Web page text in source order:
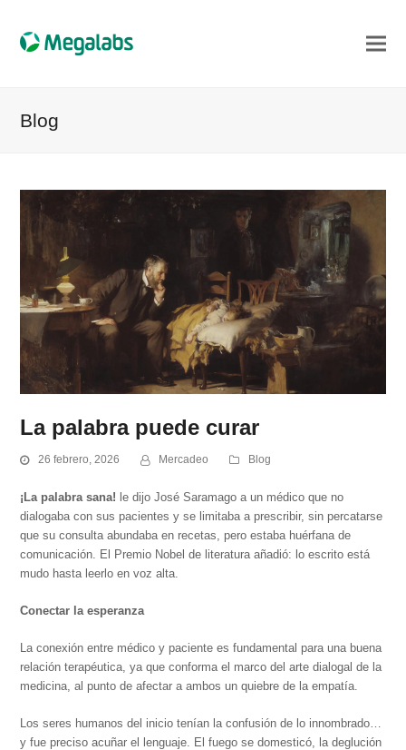
Blog
La palabra puede curar
26 febrero, 2026 Mercadeo Blog
¡La palabra sana! le dijo José Saramago a un médico que no
dialogaba con sus pacientes y se limitaba a prescribir, sin percatarse
que su consulta abundaba en recetas, pero estaba huérfana de
comunicación. El Premio Nobel de literatura añadió: lo escrito está
mudo hasta leerlo en voz alta.
Conectar la esperanza
La conexión entre médico y paciente es fundamental para una buena
relación terapéutica, ya que conforma el marco del arte dialogal de la
medicina, al punto de afectar a ambos un quiebre de la empatía.
Los seres humanos del inicio tenían la confusión de lo innombrado…
y fue preciso acuñar el lenguaje. El fuego se domesticó, la deglución